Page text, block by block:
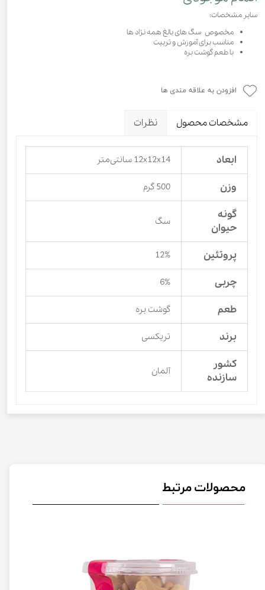
سایر مشخصات:
مخصوص سگ های بالغ همه نژاد ها
مناسب برای آموزش و تربیت
با طعم گوشت بره
افزودن به علاقه مندی ها
مشخصات محصول نظرات
ابعاد 12x12x14 سانتی‌متر
وزن 500 گرم
گونه
حیوان
سگ
پروتئین 12%
چربی 6%
طعم گوشت بره
برند تریکسی
کشور
سازنده
آلمان
محصولات مرتبط